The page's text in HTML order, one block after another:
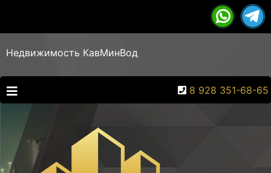
Недвижимость КавМинВод
8 928 351-68-65